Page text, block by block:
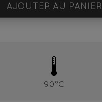
AJOUTER AU PANIER
90°C